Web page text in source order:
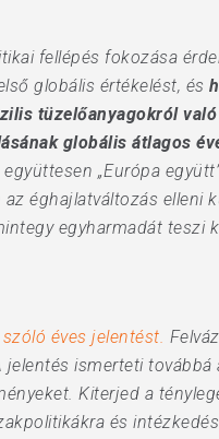
fellépés fokozása
globális értékelést, és
tüzelőanyagokról
globális átlagos
„Európa
éghajlatváltozás elleni
egyharmadát teszi
éves jelentést.
jelentés ismerteti továbbá
Kiterjed a
és